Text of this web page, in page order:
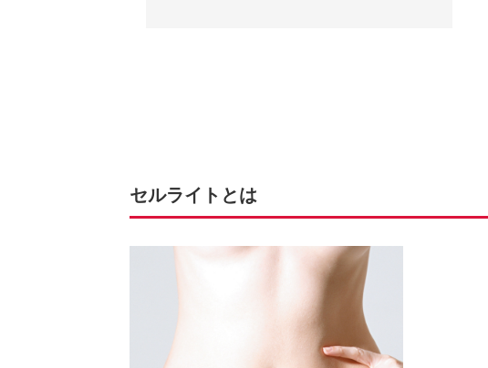
セルライトとは